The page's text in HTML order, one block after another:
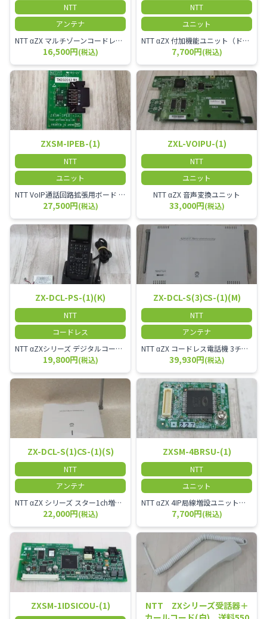
NTT
アンテナ
NTT αZX マルチゾーンコードレススターアンテナ(マスター)
16,500円(税込)
NTT
ユニット
NTT αZX 付加機能ユニット（ドアホンなど）
7,700円(税込)
ZXSM-IPEB-(1)
NTT
ユニット
NTT VoIP通話回路拡張用ボード ZXSM－IP内線ボード－「1」
27,500円(税込)
ZXL-VOIPU-(1)
NTT
ユニット
NTT αZX 音声変換ユニット
33,000円(税込)
ZX-DCL-PS-(1)(K)
NTT
コードレス
NTT αZXシリーズ デジタルコードレス電話機（黒） 倉庫や工場など、オフィスから離れて仕事をする方に適しています。 コードレス単体では使用できないので、別途、専用の主装置及びアンテナが必要です。
19,800円(税込)
ZX-DCL-S(3)CS-(1)(M)
NTT
アンテナ
NTT αZX コードレス電話機 3チャンネル用 接続装置 マスター デジタルコードレス（ZX-DCL-PS等）の専用管理用アンテナです。
39,930円(税込)
ZX-DCL-S(1)CS-(1)(S)
NTT
アンテナ
NTT αZX シリーズ スター1ch増設接続装置 コードレス接続用アンテナ ZX-DCL-S1CS-1M ZX-DCL-PS等と組み合わせて使用します。 ZX-DCL-PSを複数台接続できますが同時に通話できるのは１台のみです。
22,000円(税込)
ZXSM-4BRSU-(1)
NTT
ユニット
NTT αZX 4IP局線増設ユニット ひかり電話オフィスタイプで4ch以上にしたい場合必要となるユニットです。
7,700円(税込)
ZXSM-1IDSICOU-(1)
NTT ZXシリーズ受話器＋